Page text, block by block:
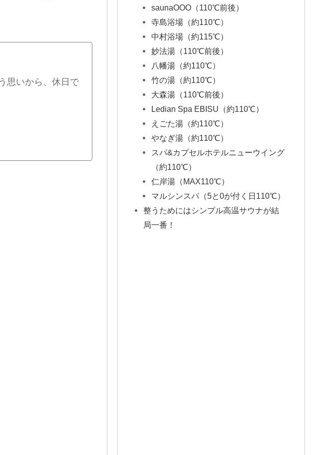
思いから、休日で
saunaOOO（110℃前後）
寺島浴場（約110℃）
中村浴場（約115℃）
妙法湯（110℃前後）
八幡湯（約110℃）
竹の湯（約110℃）
大森湯（110℃前後）
Ledian Spa EBISU（約110℃）
えごた湯（約110℃）
やなぎ湯（約110℃）
スパ&カプセルホテルニューウイング
（約110℃）
仁岸湯（MAX110℃）
マルシンスパ（5と0が付く日110℃）
整うためにはシンプル高温サウナが結
局一番！